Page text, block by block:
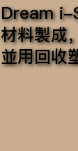
Dream i-
材料製成，
並用回收